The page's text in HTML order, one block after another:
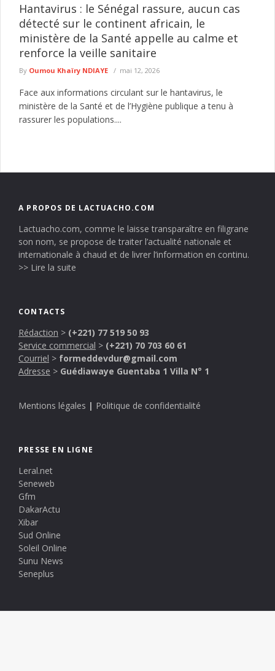
Hantavirus : le Sénégal rassure, aucun cas
détecté sur le continent africain, le
ministère de la Santé appelle au calme et
renforce la veille sanitaire
By Oumou Khaïry NDIAYE mai 12, 2026
Face aux informations circulant sur le hantavirus, le
ministère de la Santé et de l’Hygiène publique a tenu à
rassurer les populations....
A PROPOS DE LACTUACHO.COM
Lactuacho.com, comme le laisse transparaître en filigrane
son nom, se propose de traiter l’actualité nationale et
internationale à chaud et de livrer l’information en continu.
>> Lire la suite
CONTACTS
Rédaction > (+221) 77 519 50 93
Service commercial > (+221) 70 703 60 61
Courriel > formeddevdur@gmail.com
Adresse > Guédiawaye Guentaba 1 Villa N° 1
Mentions légales | Politique de confidentialité
PRESSE EN LIGNE
Leral.net
Seneweb
Gfm
DakarActu
Xibar
Sud Online
Soleil Online
Sunu News
Seneplus